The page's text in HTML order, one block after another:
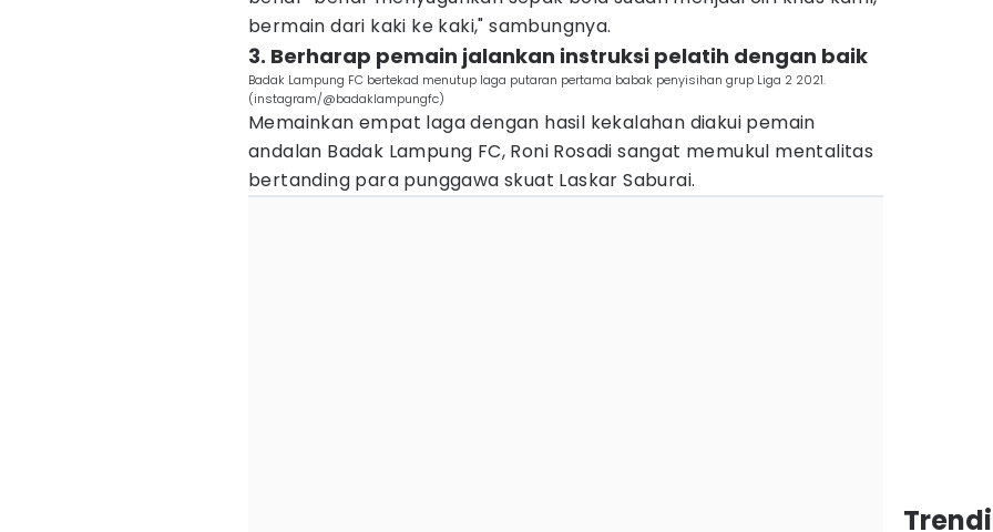
bermain dari kaki ke kaki," sambungnya.
3. Berharap pemain jalankan instruksi pelatih dengan baik
Badak Lampung FC bertekad menutup laga putaran pertama babak penyisihan grup Liga 2 2021.
(instagram/@badaklampungfc)
Memainkan empat laga dengan hasil kekalahan diakui pemain
andalan Badak Lampung FC, Roni Rosadi sangat memukul mentalitas
bertanding para punggawa skuat Laskar Saburai.